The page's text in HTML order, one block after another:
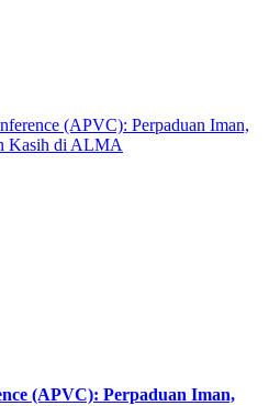
(APVC): Perpaduan Iman,
Kasih di ALMA
(APVC): Perpaduan Iman,